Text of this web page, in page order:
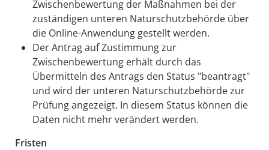
Zwischenbewertung der Maßnahmen bei der
zuständigen unteren Naturschutzbehörde über
die Online-Anwendung gestellt werden.
Der Antrag auf Zustimmung zur
Zwischenbewertung erhält durch das
Übermitteln des Antrags den Status "beantragt"
und wird der unteren Naturschutzbehörde zur
Prüfung angezeigt. In diesem Status können die
Daten nicht mehr verändert werden.
Fristen